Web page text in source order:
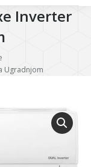
Inverter
Ugradnjom